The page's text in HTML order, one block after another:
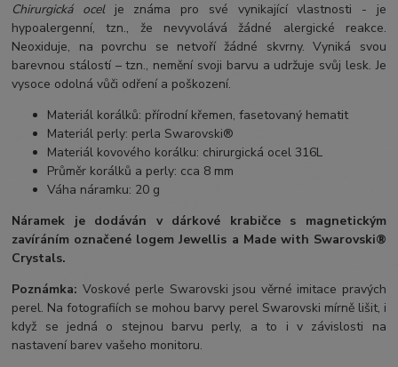
Chirurgická ocelje známa pro své vynikající vlastnosti - je
hypoalergenní, tzn., že nevyvolává žádné alergické reakce.
Neoxiduje, na povrchu se netvoří žádné skvrny. Vyniká svou
barevnou stálostí – tzn., nemění svoji barvu a udržuje svůj lesk. Je
vysoce odolná vůči odření a poškození.
Materiál korálků: přírodní křemen, fasetovaný hematit
Materiál perly: perla Swarovski®
Materiál kovového korálku: chirurgická ocel 316L
Průměr korálků a perly: cca 8 mm
Váha náramku: 20 g
Náramek je dodáván v dárkové krabičce s magnetickým
zavíráním označené logem Jewellis a Made with Swarovski®
Crystals.
Poznámka: Voskové perle Swarovski jsou věrné imitace pravých
perel. Na fotografiích se mohou barvy perel Swarovski mírně lišit, i
když se jedná o stejnou barvu perly, a to i v závislosti na
nastavení barev vašeho monitoru.